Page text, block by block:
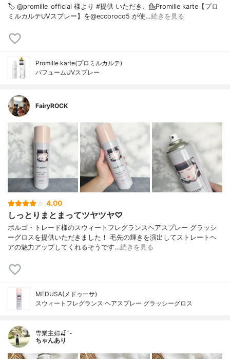
🏷️ @promille_official 様より #提供 いただき、⁡💁Promille karte【プロ
ミルカルテUVスプレー】を@eccoroco5 が使…続きを見る
Promille karte(プロミルカルテ)
パフュームUVスプレー
FairyROCK
4.00
しっとりまとまってツヤツヤ♡
ボルゴ・トレード様のスウィートフレグランスヘアスプレー グラッシ
ーグロスを提供いただきました！ 毛先の輝きを演出してストレートヘ
アの魅力アップしてくれるそうです…続きを見る
MEDUSA(メドゥーサ)
スウィートフレグランス ヘアスプレー グラッシーグロス
専業主婦🍒´-
ちゃんあり